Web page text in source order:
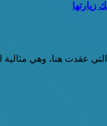
التي عقدت هنا، وهي